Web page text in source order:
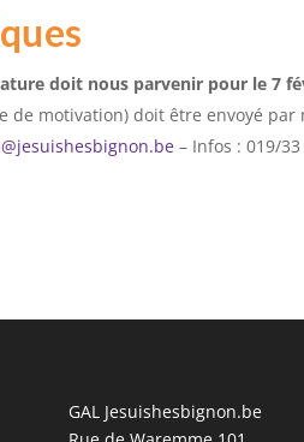
doit nous parvenir pour le 7
de motivation) doit être envoyé par
– Infos : 019/33
GAL Jesuishesbignon.be